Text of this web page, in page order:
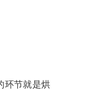
环节就是烘